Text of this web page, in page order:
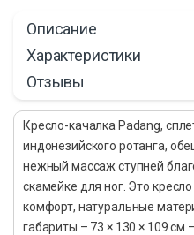
Описание
Характеристики
Отзывы
Кресло-качалка Padang,
индонезийского ротанга,
нежный массаж ступней
скамейке для ног. Это
комфорт, натуральные
габариты – 73 × 130 × 109 см